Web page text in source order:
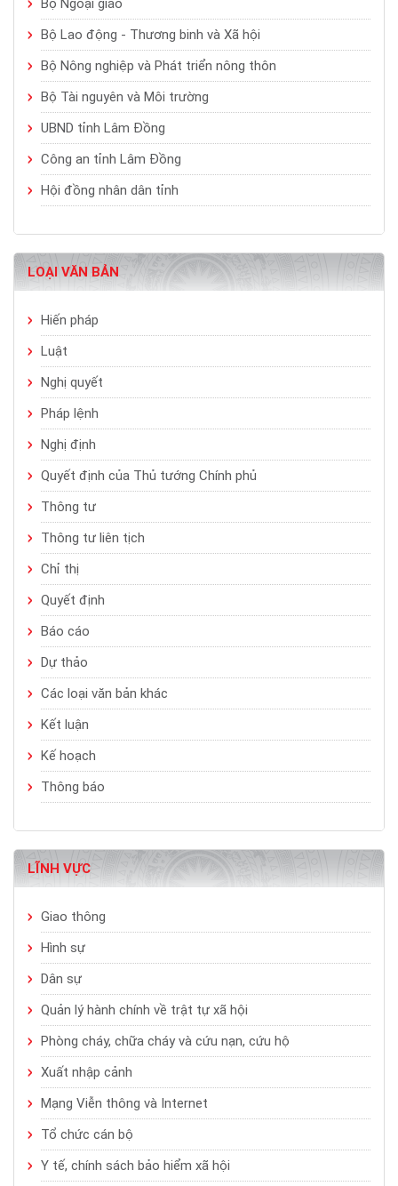
Bộ Ngoại giao
Bộ Lao động - Thương binh và Xã hội
Bộ Nông nghiệp và Phát triển nông thôn
Bộ Tài nguyên và Môi trường
UBND tỉnh Lâm Đồng
Công an tỉnh Lâm Đồng
Hội đồng nhân dân tỉnh
LOẠI VĂN BẢN
Hiến pháp
Luật
Nghị quyết
Pháp lệnh
Nghị định
Quyết định của Thủ tướng Chính phủ
Thông tư
Thông tư liên tịch
Chỉ thị
Quyết định
Báo cáo
Dự thảo
Các loại văn bản khác
Kết luận
Kế hoạch
Thông báo
LĨNH VỰC
Giao thông
Hình sự
Dân sự
Quản lý hành chính về trật tự xã hội
Phòng cháy, chữa cháy và cứu nạn, cứu hộ
Xuất nhập cảnh
Mạng Viễn thông và Internet
Tổ chức cán bộ
Y tế, chính sách bảo hiểm xã hội